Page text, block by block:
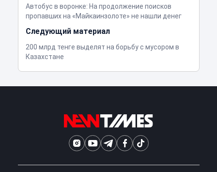
Автобус в воронке: На продолжение поисков
пропавших на «Майкаинзолоте» не нашли денег
Следующий материал
200 млрд тенге выделят на борьбу с мусором в
Казахстане